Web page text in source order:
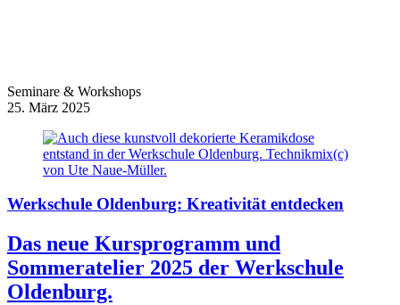
Seminare & Workshops
25. März 2025
Werkschule Oldenburg: Kreativität entdecken
Das neue Kursprogramm und
Sommeratelier 2025 der Werkschule
Oldenburg.